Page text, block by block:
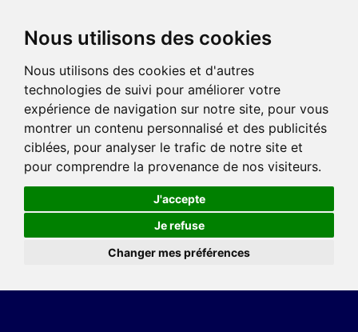
Nous utilisons des cookies
Nous utilisons des cookies et d'autres
technologies de suivi pour améliorer votre
expérience de navigation sur notre site, pour vous
montrer un contenu personnalisé et des publicités
ciblées, pour analyser le trafic de notre site et
pour comprendre la provenance de nos visiteurs.
J'accepte
Je refuse
Changer mes préférences